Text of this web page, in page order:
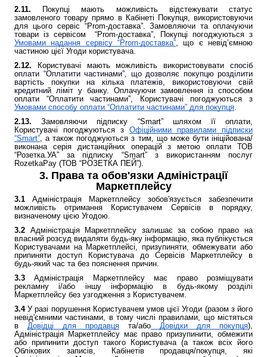
2.11. Покупці мають можливість відстежувати статус
замовленого товару прямо в Кабінеті Покупця, використовуючи
для цього сервіс “Prom-доставка”. Замовляючи та оплачуючи
товари із сервісом “Prom-доставка”, Покупці погоджуються з
Умовами надання сервісу “Prom-доставка” , що є невід’ємною
частиною цієї Угоди користувача.
2.12. Користувачі мають можливість використовуватиспосіб
оплати “Оплатити частинами”, що дозволяє покупцю розділити
вартість покупки на кілька платежів, використовуючи свій
кредитний ліміт у банку. Оплачуючи замовлення із способом
оплати “Оплатити частинами”, Користувачі погоджуються з
Умовами способу оплати “Оплатити частинами” для покупця
2.13. Замовляючи підписку “Smart” шляхом її оплати,
Користувачі погоджуються з Офіційними правилами підписки
“Smart” , а також погоджуються з тим, що може бути ініційована/
виконана серія дистанційних операцій з метою оплати ТОВ
“Розетка.УА” за підписку “Smart” з використанням послуг
RozetkaPay (ТОВ “РОЗЕТКА ПЕЙ”).
3. Права та обов'язки Адміністрації
Маркетплейсу
3.1 Адміністрація Маркетплейсу зобов'язується забезпечити
можливість отримання Користувачем Сервісів в порядку,
визначеному цією Угодою.
3.2 Адміністрація Маркетплейсу залишає за собою право на
власний розсуд видаляти будь-яку інформацію, яка публікується
Користувачами на Маркетплейсі, призупиняти, обмежувати або
припиняти доступ Користувача до Сервісів Маркетплейсу в
будь-який час та без пояснення причин.
3.3Адміністрація Маркетплейсу має право розміщувати
рекламну і/або іншу інформацію в будь-якому розділі
Маркетплейсу без узгодження з Користувачем.
3.4У разі порушення Користувачем умов цієї Угоди (разом з його
невід'ємними частинами, в тому числі правилами, що містяться
в Довідці для продавця та/або Довідки для покупця),
Адміністрація Маркетплейсу має право призупинити, обмежити
або припинити доступ такого Користувача (а також всіх його
Облікових записів, Кабінетів продавця/покупця, які